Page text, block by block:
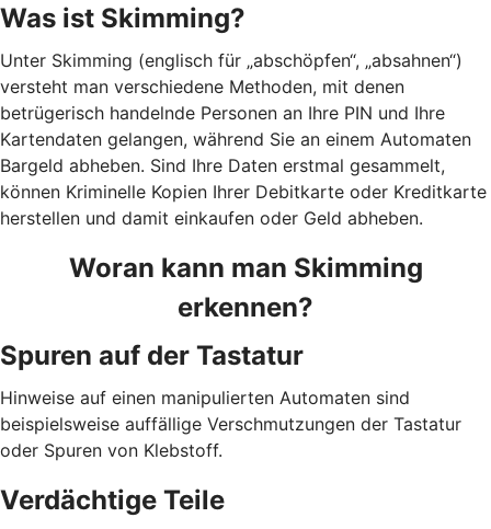
Was ist Skimming?
Unter Skimming (englisch für „abschöpfen“, „absahnen“)
versteht man verschiedene Methoden, mit denen
betrügerisch handelnde Personen an Ihre PIN und Ihre
Kartendaten gelangen, während Sie an einem Automaten
Bargeld abheben. Sind Ihre Daten erstmal gesammelt,
können Kriminelle Kopien Ihrer Debitkarte oder Kreditkarte
herstellen und damit einkaufen oder Geld abheben.
Woran kann man Skimming
erkennen?
Spuren auf der Tastatur
Hinweise auf einen manipulierten Automaten sind
beispielsweise auffällige Verschmutzungen der Tastatur
oder Spuren von Klebstoff.
Verdächtige Teile